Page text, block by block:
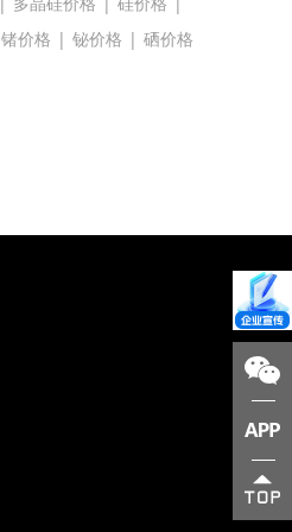
锗价格 | 铋价格 | 硒价格